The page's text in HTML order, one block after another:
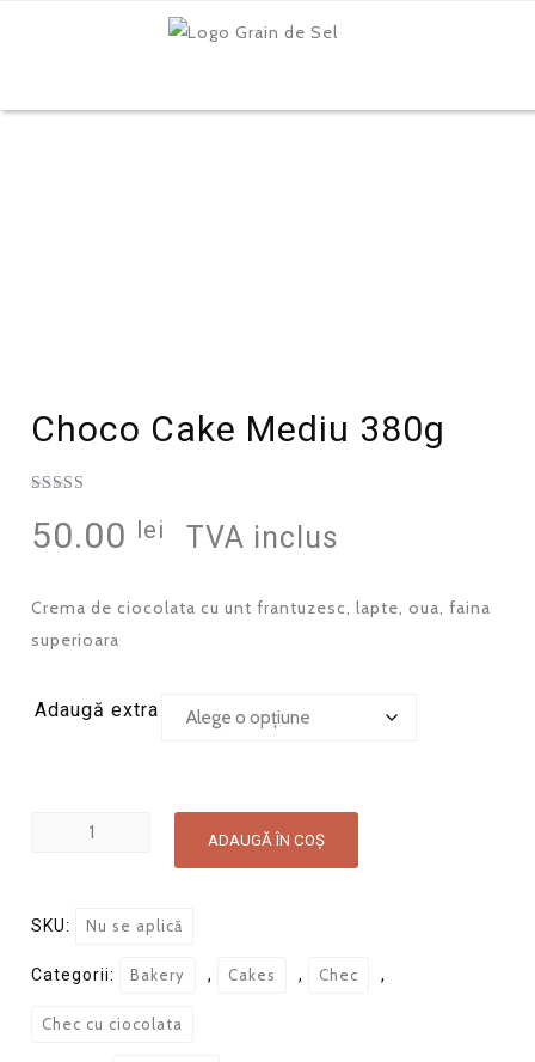
Choco Cake Mediu 380g
5.00din 5
pe baza
50.00 lei TVA inclus
Crema de ciocolata cu unt frantuzesc, lapte, oua, faina
superioara
Adaugă extra
Cantitate
Mediu
ADAUGĂ ÎN COȘ
SKU: Nu se aplică
Categorii: Bakery , Cakes , Chec ,
Chec cu ciocolata